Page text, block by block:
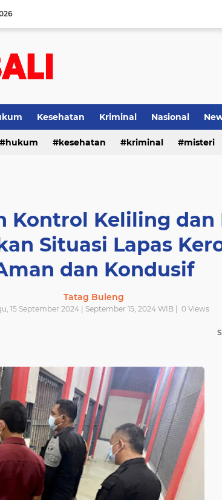
Kesehatan Kriminal Nasional
hukum kesehatan kriminal misteri
Kontrol Keliling dan
Situasi Lapas
dan Kondusif
Tatag Buleng
15 September 2024 | September 15, 2024 WIB | 0Views